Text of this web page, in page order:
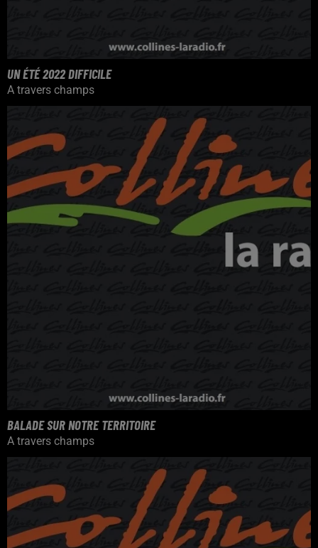
UN ÉTÉ 2022 DIFFICILE
A travers champs
BALADE SUR NOTRE TERRITOIRE
A travers champs